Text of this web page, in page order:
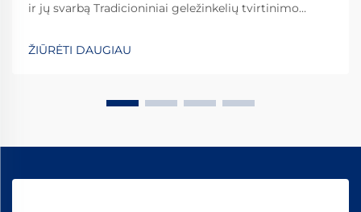
ir jų svarbą Tradicioniniai geležinkelių tvirtinimo
geležinkelių bėgių stabilumą ir saugumą kasdienėms
operacijoms. Daugelis sistemų pasikliauja
ŽIŪRĖTI DAUGIAU